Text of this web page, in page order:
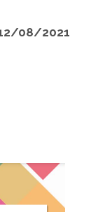
08/2021